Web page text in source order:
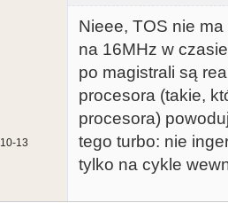
13
Nieee, TOS nie ma
na 16MHz w
po magistrali są
procesora (takie,
procesora)
tego turbo: nie
tylko na cykle